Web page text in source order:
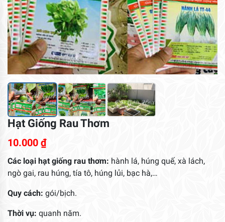
Hạt Giống Rau Thơm
10.000 ₫
Các loại hạt giống rau thơm: hành lá, húng quế, xà lách,
ngò gai, rau húng, tía tô, húng lủi, bạc hà,…
Quy cách: gói/bịch.
Thời vụ: quanh năm.